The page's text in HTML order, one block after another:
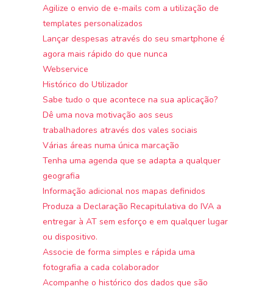
Agilize o envio de e-mails com a utilização de
templates personalizados
Lançar despesas através do seu smartphone é
agora mais rápido do que nunca
Webservice
Histórico do Utilizador
Sabe tudo o que acontece na sua aplicação?
Dê uma nova motivação aos seus
trabalhadores através dos vales sociais
Várias áreas numa única marcação
Tenha uma agenda que se adapta a qualquer
geografia
Informação adicional nos mapas definidos
Produza a Declaração Recapitulativa do IVA a
entregar à AT sem esforço e em qualquer lugar
ou dispositivo.
Associe de forma simples e rápida uma
fotografia a cada colaborador
Acompanhe o histórico dos dados que são